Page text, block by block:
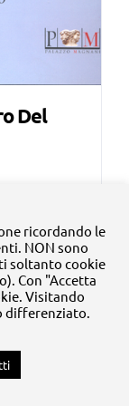
Del
ricordando le
NON sono
soltanto cookie
Con "Accetta
Visitando
differenziato.